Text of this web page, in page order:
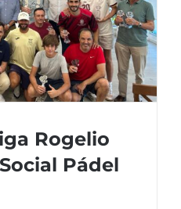
Rogelio
Pádel